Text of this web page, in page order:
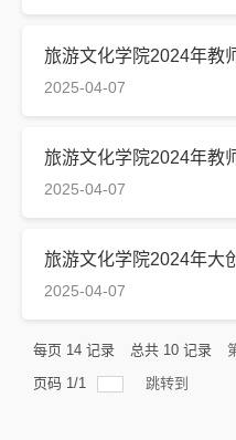
旅游文化学院2024年教
2025-04-07
旅游文化学院2024年教
2025-04-07
旅游文化学院2024年大
2025-04-07
每页 14 记录 总共 10 记录
页码 1/1 跳转到